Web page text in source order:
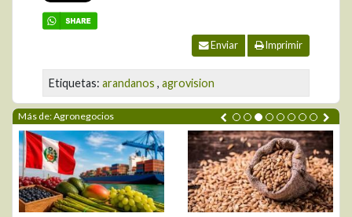
Enviar Imprimir
Etiquetas: arandanos , agrovision
Más de: Agronegocios